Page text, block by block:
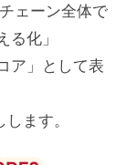
ェーン全体で
る化」
ア」として表
ます。